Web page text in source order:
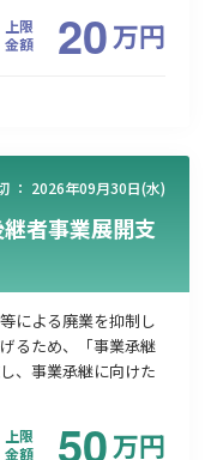
上限
金額
20万円
： 2026年09月30日(水)
者事業展開支
による廃業を抑制し
るため、「事業承継
、事業承継に向けた
上限
金額
50万円